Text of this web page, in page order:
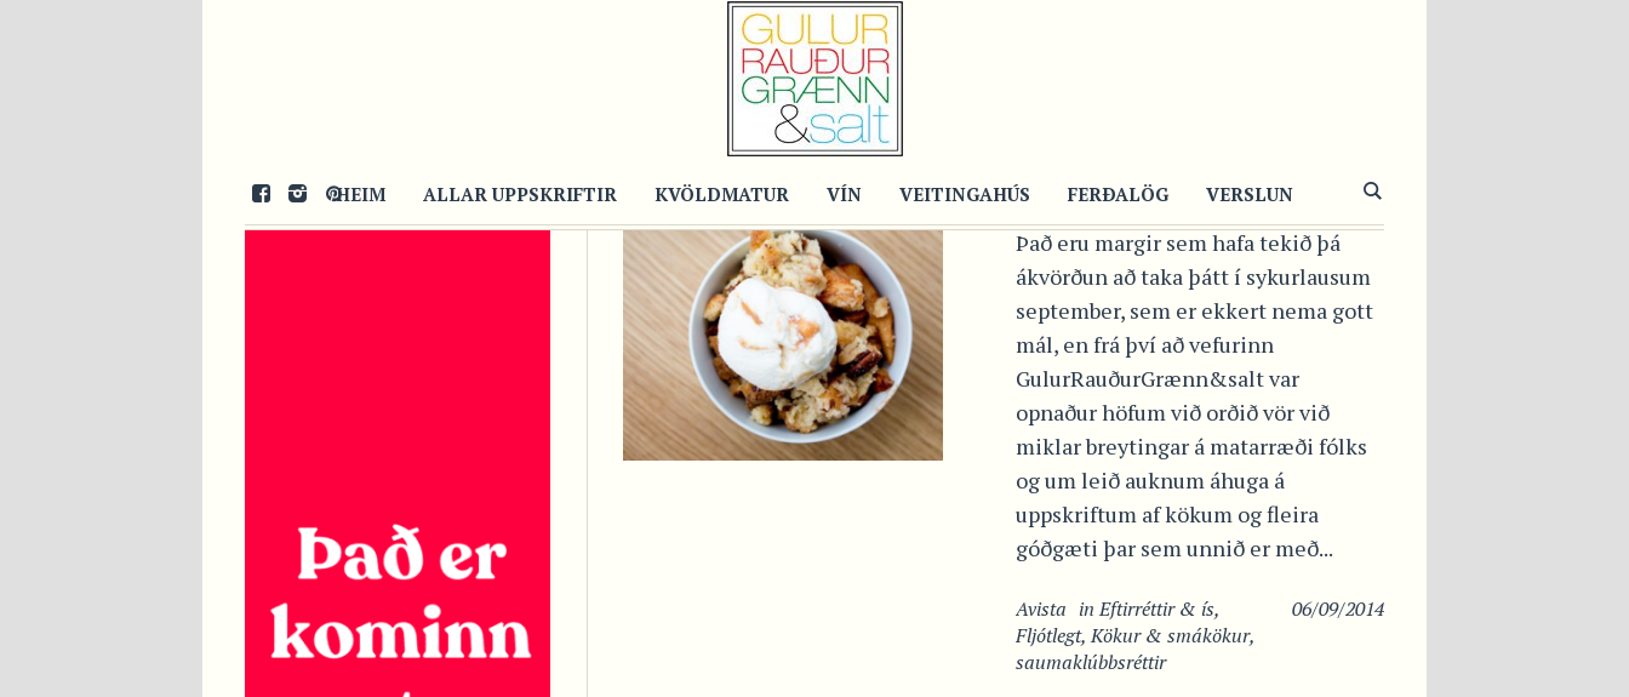
HEIM ALLAR UPPSKRIFTIR KVÖLDMATUR VÍN VEITINGAHÚS FERÐALÖG VERSLUN
PEKANHNETUKURLI
Það eru margir sem hafa tekið þá
ákvörðun að taka þátt í sykurlausum
september, sem er ekkert nema gott
mál, en frá því að vefurinn
GulurRauðurGrænn&salt var
opnaður höfum við orðið vör við
miklar breytingar á matarræði fólks
og um leið auknum áhuga á
uppskriftum af kökum og fleira
góðgæti þar sem unnið er með...
06/09/2014
Avista inEftirréttir & ís,
Fljótlegt,Kökur & smákökur,
saumaklúbbsréttir